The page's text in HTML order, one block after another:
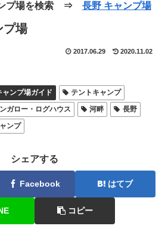
ンプ場を検索 ⇒ 長野 キャンプ場
プ場
2017.06.29 2020.11.02
ャンプ場ガイド
テントキャンプ
ガロー・ログハウス 河畔
長野
ンプ
シェアする
Facebook はてブ
コピー